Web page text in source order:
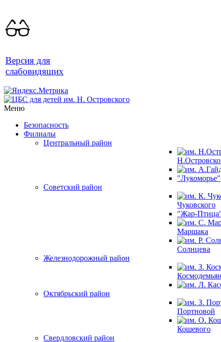
Версия для
слабовидящих
Меню
Безопасность
Филиалы
Центральный район
"Лукоморье"
Советский район
Чуковского
"Жар-
Маршака
Солнцева
Железнодорожный район
Октябрьский район
Портновой
Кошевого
Свердловский район